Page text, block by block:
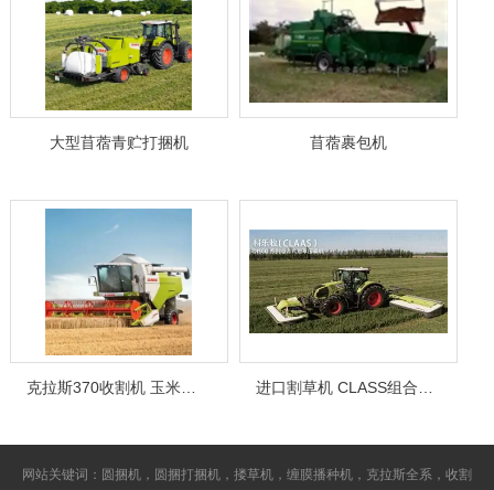
大型苜蓿青贮打捆机 苜蓿裹包机
克拉斯370收割机 玉米收割机
网站关键词：圆捆机，圆捆打捆机，搂草机，缠膜播种机，克拉斯全系，收割